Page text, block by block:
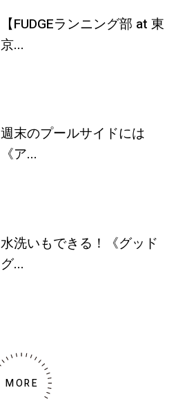
【FUDGEランニング部 at 東
京...
週末のプールサイドには
《ア...
水洗いもできる！《グッド
グ...
MORE